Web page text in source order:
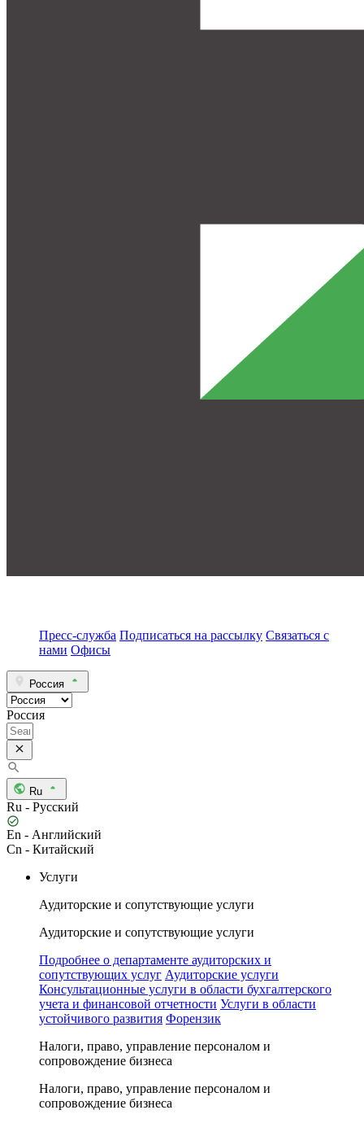
Пресс-служба Подписаться на рассылку Связаться с
нами Офисы
Россия
Россия
Ru
Ru - Русский
En - Английский
Cn - Китайский
Услуги
Аудиторские и сопутствующие услуги
Аудиторские и сопутствующие услуги
Подробнее о департаменте аудиторских и
сопутствующих услуг Аудиторские услуги
Консультационные услуги в области бухгалтерского
учета и финансовой отчетности Услуги в области
устойчивого развития Форензик
Налоги, право, управление персоналом и
сопровождение бизнеса
Налоги, право, управление персоналом и
сопровождение бизнеса